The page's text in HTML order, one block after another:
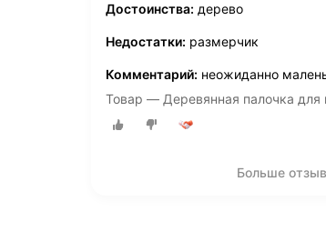
Достоинства: дерево
Недостатки: размерчик
Комментарий: неожиданно
Товар — Деревянная палочка
Больше